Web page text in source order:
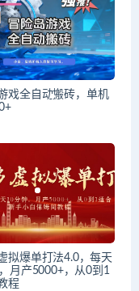
戏全自动搬砖，单机
拟爆单打法4.0，每天
月产5000+，从0到1
程